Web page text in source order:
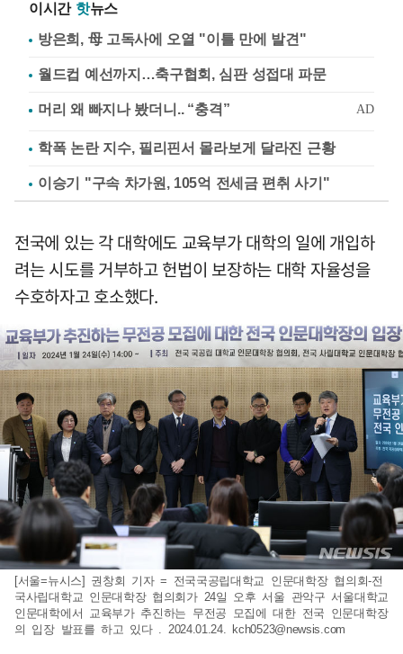
이시간 핫뉴스
방은희, 母 고독사에 오열 "이틀 만에 발견"
월드컵 예선까지…축구협회, 심판 성접대 파문
학폭 논란 지수, 필리핀서 몰라보게 달라진 근황
이승기 "구속 차가원, 105억 전세금 편취 사기"
전국에 있는 각 대학에도 교육부가 대학의 일에 개입하
려는 시도를 거부하고 헌법이 보장하는 대학 자율성을
수호하자고 호소했다.
[서울=뉴시스] 권창회 기자 = 전국국공립대학교 인문대학장 협의회-전
국사립대학교 인문대학장 협의회가 24일 오후 서울 관악구 서울대학교
인문대학에서 교육부가 추진하는 무전공 모집에 대한 전국 인문대학장
의 입장 발표를 하고 있다 . 2024.01.24. kch0523@newsis.com